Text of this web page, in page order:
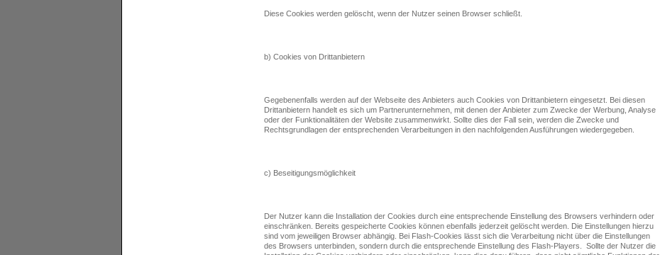
Diese Cookies werden gelöscht, wenn der Nutzer seinen Browser schließt.
b) Cookies von Drittanbietern
Gegebenenfalls werden auf der Webseite des Anbieters auch Cookies von Drittanbietern eingesetzt. Bei diesen
Drittanbietern handelt es sich um Partnerunternehmen, mit denen der Anbieter zum Zwecke der Werbung, Analyse
oder der Funktionalitäten der Website zusammenwirkt. Sollte dies der Fall sein, werden die Zwecke und
Rechtsgrundlagen der entsprechenden Verarbeitungen in den nachfolgenden Ausführungen wiedergegeben.
c) Beseitigungsmöglichkeit
Der Nutzer kann die Installation der Cookies durch eine entsprechende Einstellung des Browsers verhindern oder
einschränken. Bereits gespeicherte Cookies können ebenfalls jederzeit gelöscht werden. Die Einstellungen hierzu
sind vom jeweiligen Browser abhängig. Bei Flash-Cookies lässt sich die Verarbeitung nicht über die Einstellungen
des Browsers unterbinden, sondern durch die entsprechende Einstellung des Flash-Players. Sollte der Nutzer die